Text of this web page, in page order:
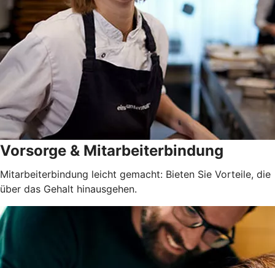
Vorsorge & Mitarbeiterbindung
Mitarbeiterbindung leicht gemacht: Bieten Sie Vorteile, die
über das Gehalt hinausgehen.